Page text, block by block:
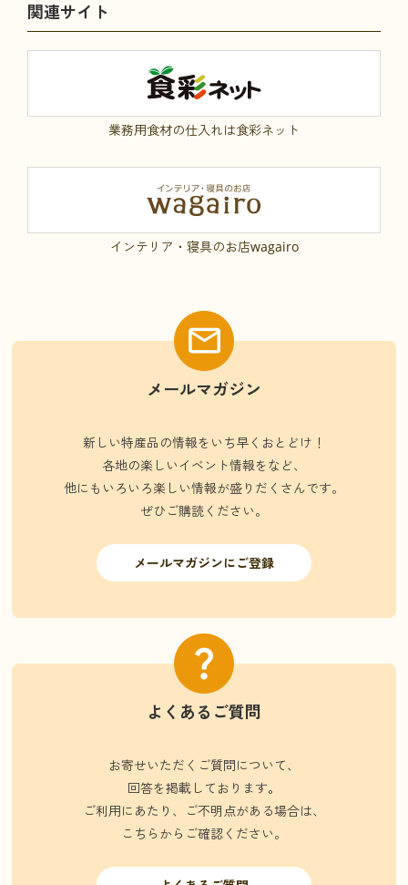
関連サイト
業務用食材の仕入れは食彩ネット
インテリア・寝具のお店wagairo
メールマガジン
新しい特産品の情報をいち早くおとどけ！
各地の楽しいイベント情報をなど、
他にもいろいろ楽しい情報が盛りだくさんです。
ぜひご購読ください。
メールマガジンにご登録
よくあるご質問
お寄せいただくご質問について、
回答を掲載しております。
ご利用にあたり、ご不明点がある場合は、
こちらからご確認ください。